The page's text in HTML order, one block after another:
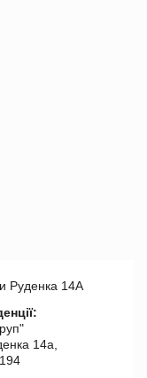
Руденка 14А
14а,